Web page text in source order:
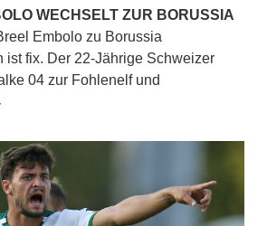
WECHSELT ZUR BORUSSIA
Embolo zu Borussia
ist fix. Der 22-Jährige Schweizer
04 zur Fohlenelf und